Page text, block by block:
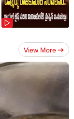
View More